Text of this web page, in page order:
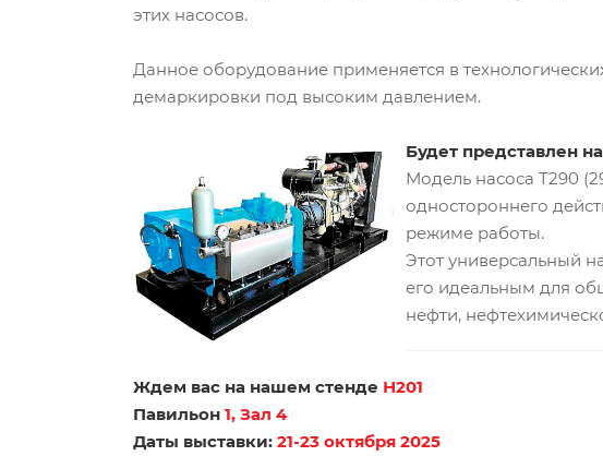
этих насосов.
Данное оборудование применяется в
демаркировки под высоким давлением.
Будет представлен
Модель насоса T290
одностороннего
режиме работы.
Этот универсальный
его идеальным для
нефти,
Ждем вас на нашем стенде Н201
Павильон 1, Зал 4
Даты выставки: 21-23 октября 2025